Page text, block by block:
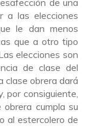
a las elecciones
le dan menos
que a otro tipo
elecciones son
de clase del
clase obrera dará
por consiguiente,
cumpla su
al estercolero de